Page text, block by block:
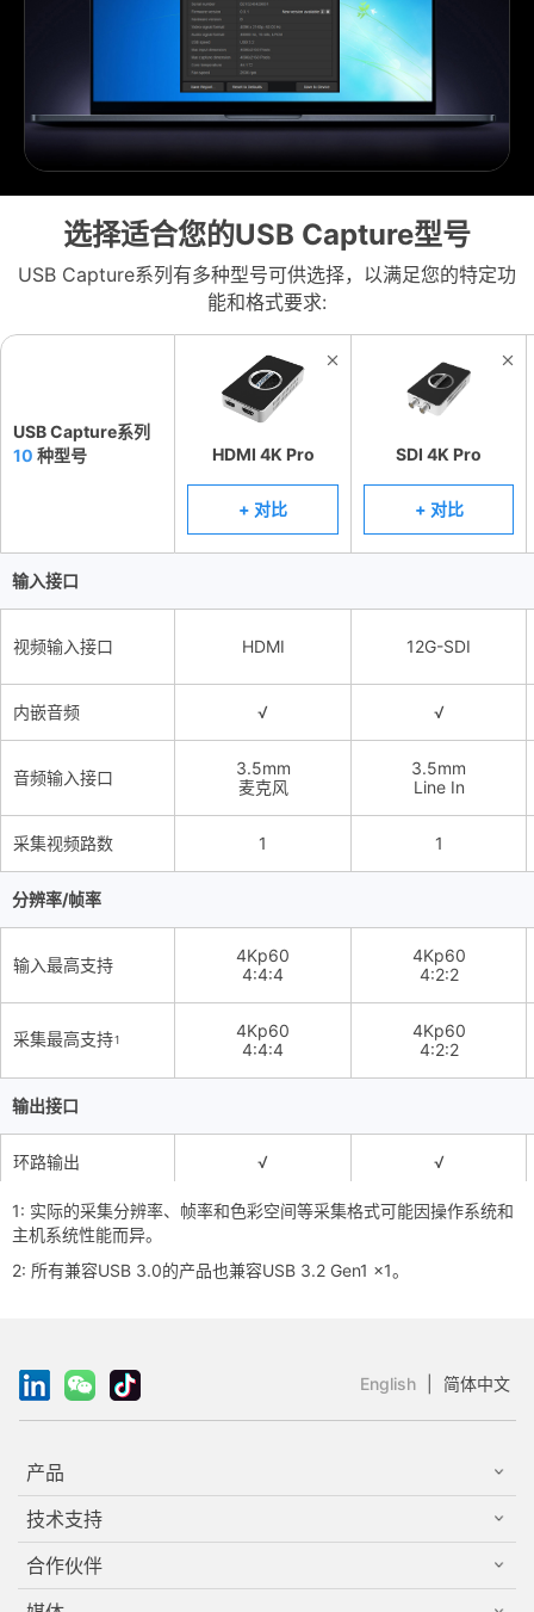
选择适合您的USB Capture型号
USB Capture系列有多种型号可供选择，以满足您的特定功
能和格式要求:
USB Capture系列
10 种型号 HDMI 4K Pro
+ 对比
SDI 4K Pro
+ 对比
输入接口
视频输入接口 HDMI 12G-SDI
内嵌音频 √ √
音频输入接口
3.5mm
麦克风
3.5mm
Line In
采集视频路数 1 1
分辨率/帧率
输入最高支持
4Kp60
4:4:4
4Kp60
4:2:2
采集最高支持1
4Kp60
4:4:4
4Kp60
4:2:2
输出接口
环路输出 √ √
音频输出 3.5mm 耳机 3.5mm Line Out
USB传输性能 USB 20Gbps USB 20Gbps
口2
1: 实际的采集分辨率、帧率和色彩空间等采集格式可能因操作系统和
主机系统性能而异。
2: 所有兼容USB 3.0的产品也兼容USB 3.2 Gen1 x1。
English 简体中文
产品
技术支持
合作伙伴